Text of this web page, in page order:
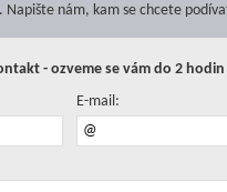
Napište nám, kam se chcete
- ozveme se vám do 2
E-mail: